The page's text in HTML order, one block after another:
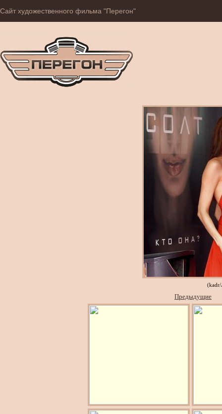
Сайт художественного фильма "Перегон"
Предыдущие